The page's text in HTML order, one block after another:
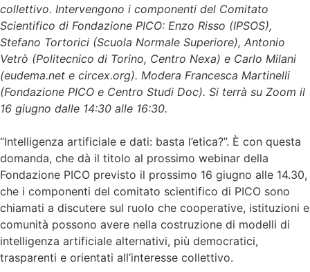
collettivo. Intervengono i componenti del Comitato
Scientifico di Fondazione PICO: Enzo Risso (IPSOS),
Stefano Tortorici (Scuola Normale Superiore), Antonio
Vetrò (Politecnico di Torino, Centro Nexa) e Carlo Milani
(eudema.net e circex.org). Modera Francesca Martinelli
(Fondazione PICO e Centro Studi Doc). Si terrà su Zoom il
16 giugno dalle 14:30 alle 16:30.
“Intelligenza artificiale e dati: basta l’etica?”. È con questa
domanda, che dà il titolo al prossimo webinar della
Fondazione PICO previsto il prossimo 16 giugno alle 14.30,
che i componenti del comitato scientifico di PICO sono
chiamati a discutere sul ruolo che cooperative, istituzioni e
comunità possono avere nella costruzione di modelli di
intelligenza artificiale alternativi, più democratici,
trasparenti e orientati all’interesse collettivo.